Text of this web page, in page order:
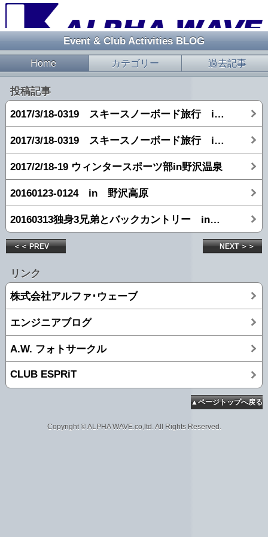
Event & Club Activities BLOG
Home カテゴリー 過去記事
投稿記事
2017/3/18-0319 スキースノーボード旅行 in 志賀高原 【2日目】
2017/3/18-0319 スキースノーボード旅行 in 志賀高原 【1日目】
2017/2/18-19 ウィンタースポーツ部in野沢温泉
20160123-0124 in 野沢高原
20160313独身3兄弟とバックカントリー in 志賀高原
＜＜ PREV NEXT ＞＞
リンク
株式会社アルファ･ウェーブ
エンジニアブログ
A.W. フォトサークル
CLUB ESPRiT
▲ページトップへ戻る
Copyright © ALPHA WAVE.co,ltd. All Rights Reserved.